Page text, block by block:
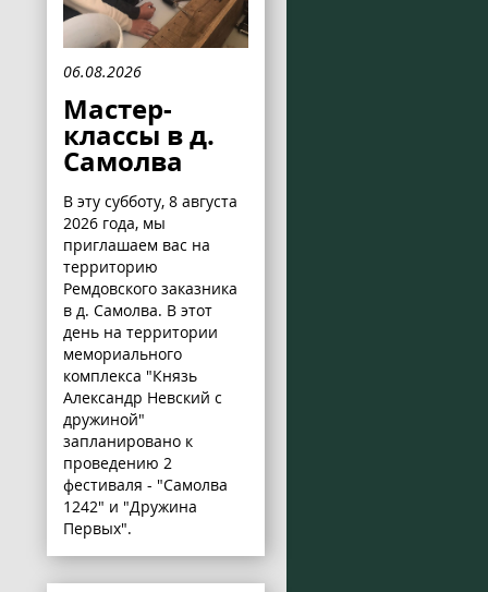
06.08.2026
Мастер-
классы в д.
Самолва
В эту субботу, 8 августа
2026 года, мы
приглашаем вас на
территорию
Ремдовского заказника
в д. Самолва. В этот
день на территории
мемориального
комплекса "Князь
Александр Невский с
дружиной"
запланировано к
проведению 2
фестиваля - "Самолва
1242" и "Дружина
Первых".